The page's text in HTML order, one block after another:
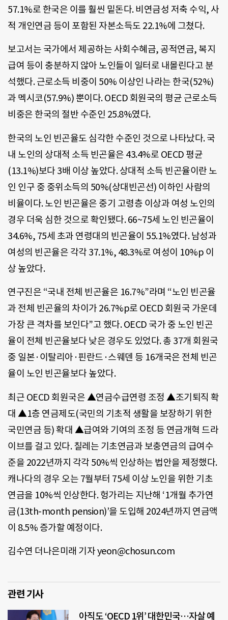
57.1%로 한국은 이를 훨씬 밑돈다. 비연금성 저축 수익, 사
적 개인연금 등이 포함된 자본소득도 22.1%에 그쳤다.
보고서는 국가에서 제공하는 사회수혜금, 공적연금, 복지
급여 등이 충분하지 않아 노인들이 일터로 내몰린다고 분
석했다. 근로소득 비중이 50% 이상인 나라는 한국(52%)
과 멕시코(57.9%) 뿐이다. OECD 회원국의 평균 근로소득
비중은 한국의 절반 수준인 25.8%였다.
한국의 노인 빈곤율도 심각한 수준인 것으로 나타났다. 국
내 노인의 상대적 소득 빈곤율은 43.4%로 OECD 평균
(13.1%)보다 3배 이상 높았다. 상대적 소득 빈곤율이란 노
인 인구 중 중위소득의 50%(상대빈곤선) 이하인 사람의
비율이다. 노인 빈곤율은 중기 고령층 이상과 여성 노인의
경우 더욱 심한 것으로 확인됐다. 66~75세 노인 빈곤율이
34.6%, 75세 초과 연령대의 빈곤율이 55.1%였다. 남성과
여성의 빈곤율은 각각 37.1%, 48.3%로 여성이 10%p 이
상 높았다.
연구진은 “국내 전체 빈곤율은 16.7%”라며 “노인 빈곤율
과 전체 빈곤율의 차이가 26.7%p로 OECD 회원국 가운데
가장 큰 격차를 보인다”고 했다. OECD 국가 중 노인 빈곤
율이 전체 빈곤율보다 낮은 경우도 있었다. 총 37개 회원국
중 일본·이탈리아·핀란드·스웨덴 등 16개국은 전체 빈곤
율이 노인 빈곤율보다 높았다.
최근 OECD 회원국은 ▲연금수급연령 조정 ▲조기퇴직 확
대 ▲1층 연금제도(국민의 기초적 생활을 보장하기 위한
국민연금 등) 확대 ▲급여와 기여의 조정 등 연금개혁 드라
이브를 걸고 있다. 칠레는 기초연금과 보충연금의 급여수
준을 2022년까지 각각 50%씩 인상하는 법안을 제정했다.
캐나다의 경우 오는 7월부터 75세 이상 노인을 위한 기초
연금을 10%씩 인상한다. 헝가리는 지난해 ‘1개월 추가연
금(13th-month pension)’을 도입해 2024년까지 연금액
이 8.5% 증가할 예정이다.
김수연 더나은미래 기자 yeon@chosun.com
관련 기사
아직도 ‘OECD 1위’ 대한민국…자살 예